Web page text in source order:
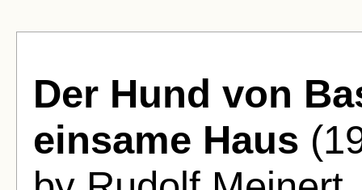
Der Hund von
einsame Haus